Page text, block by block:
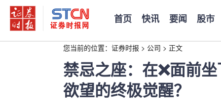
首页 快讯 要闻 股市
您当前的位置： 证券时报 > 公司 > 正文
禁忌之座：在❌面前
欲望的终极觉醒？